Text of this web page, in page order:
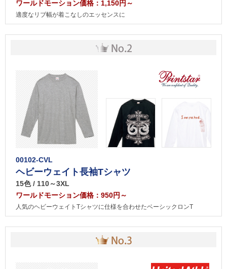
ワールドモーション価格：1,150円～
適度なリブ幅が着こなしのエッセンスに
00102-CVL
ヘビーウェイト長袖Tシャツ
15色 / 110～3XL
ワールドモーション価格：950円～
人気のヘビーウェイトTシャツに仕様を合わせたベーシックロンT